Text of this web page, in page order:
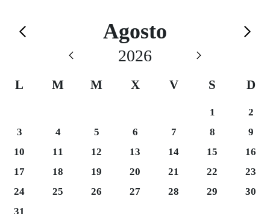
Calendario de Agosto
Saltar el calendario
Agosto
2026
L M M X V S D
Sábado 1
1
2
Luns 3
3 Martes 4
4 Mércores 5
5 Xoves 6
6 Venres 7
7 Sábado 8
8
9
Luns 10
10 Martes 11
11 Mércores 12
12 Xoves 13
13 Venres 14
14 Sábado 15
15
16
Luns 17
17 Martes 18
18 Mércores 19
19 Xoves 20
20 Venres 21
21 Sábado 22
22
23
Luns 24
24 Martes 25
25 Mércores 26
26 Xoves 27
27 Venres 28
28 Sábado 29
29
30
Luns 31
31